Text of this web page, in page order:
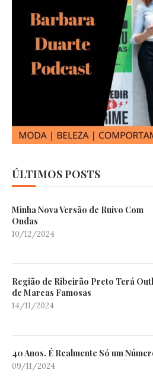
ÚLTIMOS POSTS
Minha Nova Versão de Ruivo Com
Ondas
10/12/2024
Região de Ribeirão Preto Terá
de Marcas Famosas
14/11/2024
40 Anos. É Realmente Só um
09/11/2024